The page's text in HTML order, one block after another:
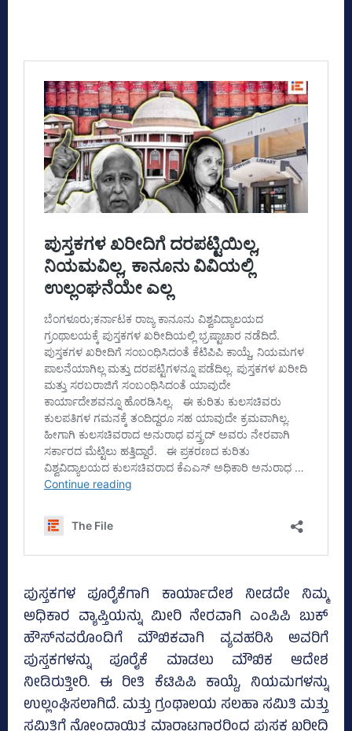
ಪುಸ್ತಕಗಳ ಪೂರೈಕೆಗಾಗಿ ಕಾರ್ಯಾದೇಶ ನೀಡದೇ ನಿಮ್ಮ
ಅಧಿಕಾರ ವ್ಯಾಪ್ತಿಯನ್ನು ಮೀರಿ ನೇರವಾಗಿ ಎಂಪಿಪಿ ಬುಕ್‌
ಹೌಸ್‌ನವರೊಂದಿಗೆ ಮೌಖಿಕವಾಗಿ ವ್ಯವಹರಿಸಿ ಅವರಿಗೆ
ಪುಸ್ತಕಗಳನ್ನು ಪೂರೈಕೆ ಮಾಡಲು ಮೌಖಿಕ ಆದೇಶ
ನೀಡಿರುತ್ತೀರಿ. ಈ ರೀತಿ ಕೆಟಿಪಿಪಿ ಕಾಯ್ದೆ, ನಿಯಮಗಳನ್ನು
ಉಲ್ಲಂಘಿಸಲಾಗಿದೆ. ಮತ್ತು ಗ್ರಂಥಾಲಯ ಸಲಹಾ ಸಮಿತಿ ಮತ್ತು